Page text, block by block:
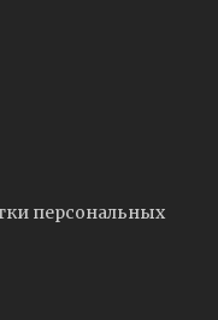
персональных